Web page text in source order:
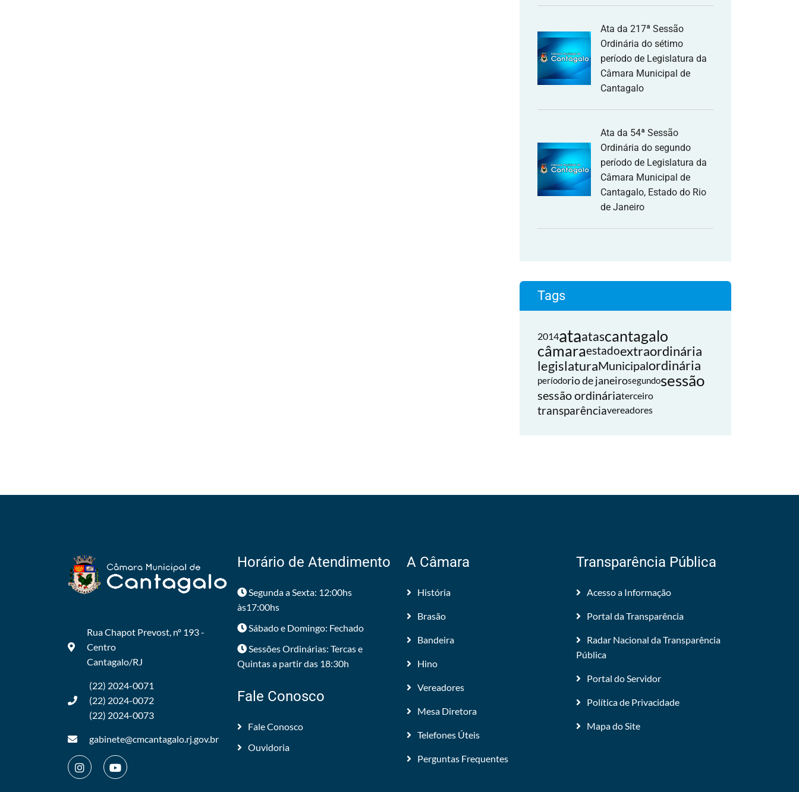
Ata da 217ª Sessão
Ordinária do sétimo
período de Legislatura da
Câmara Municipal de
Cantagalo
Ata da 54ª Sessão
Ordinária do segundo
período de Legislatura da
Câmara Municipal de
Cantagalo, Estado do Rio
de Janeiro
Tags
2014ataatascantagalo
câmaraestadoextraordinária
legislaturaMunicipalordinária
períodorio de janeirosegundosessão
sessão ordináriaterceiro
transparênciavereadores
Rua Chapot Prevost, nº 193 -
Centro
Cantagalo/RJ
(22) 2024-0071
(22) 2024-0072
(22) 2024-0073
gabinete@cmcantagalo.rj.gov.br
Horário de Atendimento
Segunda a Sexta: 12:00hs
às17:00hs
Sábado e Domingo: Fechado
Sessões Ordinárias: Tercas e
Quintas a partir das 18:30h
Fale Conosco
Fale Conosco
Ouvidoria
A Câmara
História
Brasão
Bandeira
Hino
Vereadores
Mesa Diretora
Telefones Úteis
Perguntas Frequentes
Transparência Pública
Acesso a Informação
Portal da Transparência
Radar Nacional da Transparência
Pública
Portal do Servidor
Política de Privacidade
Mapa do Site